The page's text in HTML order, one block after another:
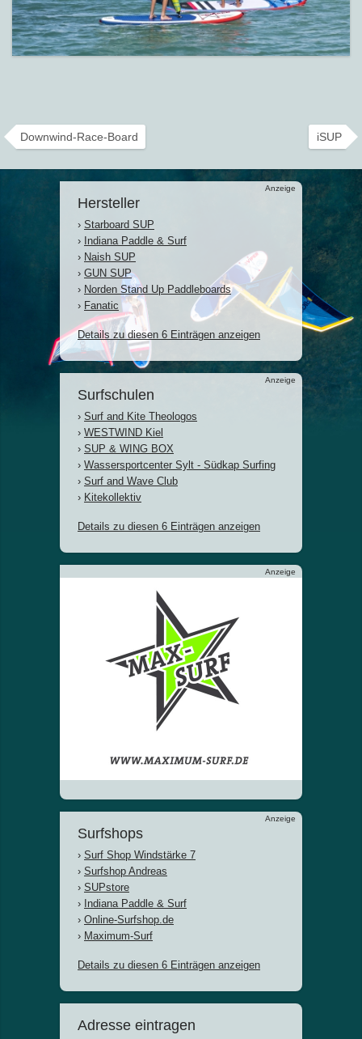
Downwind-Race-Board iSUP
Anzeige
Hersteller
› Starboard SUP
› Indiana Paddle & Surf
› Naish SUP
› GUN SUP
› Norden Stand Up Paddleboards
› Fanatic
Details zu diesen 6 Einträgen anzeigen
Anzeige
Surfschulen
› Surf and Kite Theologos
› WESTWIND Kiel
› SUP & WING BOX
› Wassersportcenter Sylt - Südkap Surfing
› Surf and Wave Club
› Kitekollektiv
Details zu diesen 6 Einträgen anzeigen
Anzeige
Anzeige
Surfshops
› Surf Shop Windstärke 7
› Surfshop Andreas
› SUPstore
› Indiana Paddle & Surf
› Online-Surfshop.de
› Maximum-Surf
Details zu diesen 6 Einträgen anzeigen
Adresse eintragen